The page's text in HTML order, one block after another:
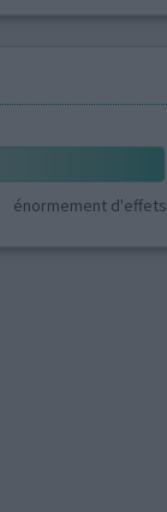
énormement d'effets